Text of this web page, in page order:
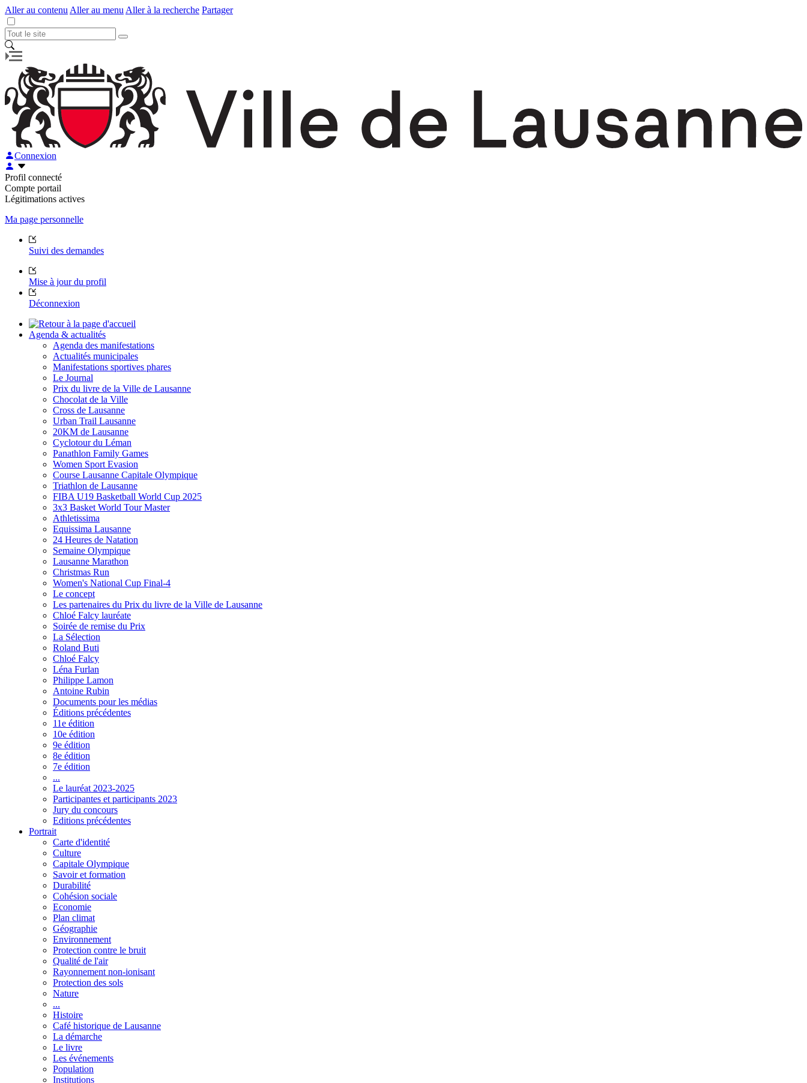
Aller au contenu Aller au menu Aller à la recherche Partager
Connexion
Profil connecté
Compte portail
Légitimations actives
Ma page personnelle
Suivi des demandes
Mise à jour du profil
Déconnexion
Agenda & actualités
Agenda des manifestations
Actualités municipales
Manifestations sportives phares
Le Journal
Prix du livre de la Ville de Lausanne
Chocolat de la Ville
Cross de Lausanne
Urban Trail Lausanne
20KM de Lausanne
Cyclotour du Léman
Panathlon Family Games
Women Sport Evasion
Course Lausanne Capitale Olympique
Triathlon de Lausanne
FIBA U19 Basketball World Cup 2025
3x3 Basket World Tour Master
Athletissima
Equissima Lausanne
24 Heures de Natation
Semaine Olympique
Lausanne Marathon
Christmas Run
Women's National Cup Final-4
Le concept
Les partenaires du Prix du livre de la Ville de Lausanne
Chloé Falcy lauréate
Soirée de remise du Prix
La Sélection
Roland Buti
Chloé Falcy
Léna Furlan
Philippe Lamon
Antoine Rubin
Documents pour les médias
Éditions précédentes
11e édition
10e édition
9e édition
8e édition
7e édition
...
Le lauréat 2023-2025
Participantes et participants 2023
Jury du concours
Editions précédentes
Portrait
Carte d'identité
Culture
Capitale Olympique
Savoir et formation
Durabilité
Cohésion sociale
Economie
Plan climat
Géographie
Environnement
Protection contre le bruit
Qualité de l'air
Rayonnement non-ionisant
Protection des sols
Nature
...
Histoire
Café historique de Lausanne
La démarche
Le livre
Les événements
Population
Institutions